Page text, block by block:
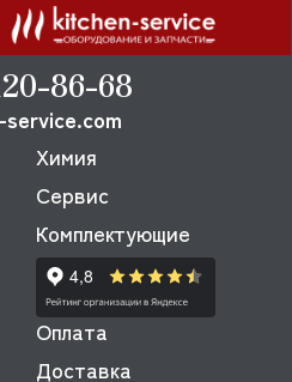
86-68
Химия
Сервис
Комплектующие
Оплата
Доставка